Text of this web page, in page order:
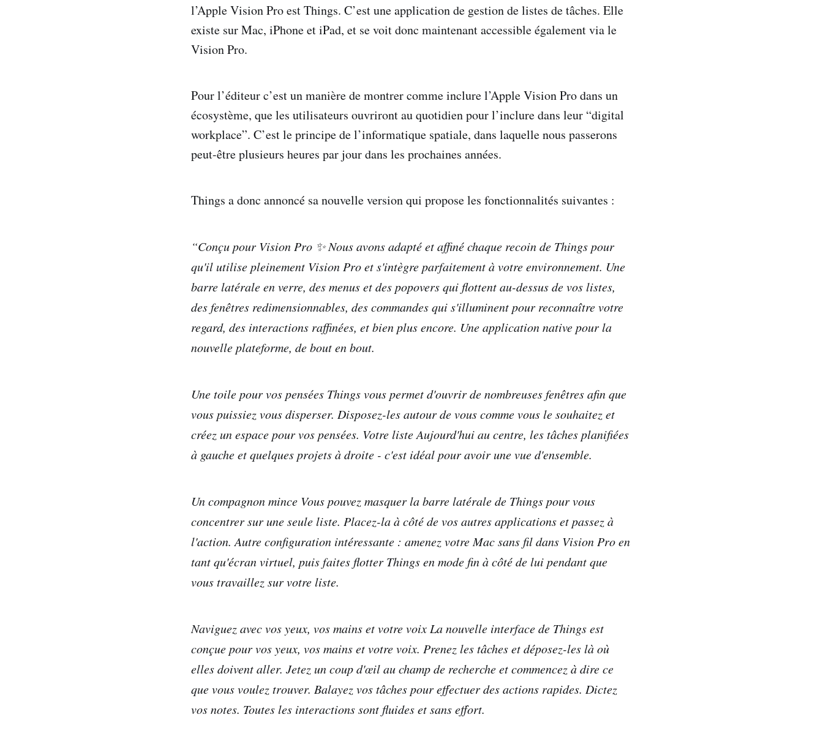
l’Apple Vision Pro est Things. C’est une application de gestion de listes de tâches. Elle
existe sur Mac, iPhone et iPad, et se voit donc maintenant accessible également via le
Vision Pro.
Pour l’éditeur c’est un manière de montrer comme inclure l’Apple Vision Pro dans un
écosystème, que les utilisateurs ouvriront au quotidien pour l’inclure dans leur “digital
workplace”. C’est le principe de l’informatique spatiale, dans laquelle nous passerons
peut-être plusieurs heures par jour dans les prochaines années.
Things a donc annoncé sa nouvelle version qui propose les fonctionnalités suivantes :
“Conçu pour Vision Pro ✨ Nous avons adapté et affiné chaque recoin de Things pour
qu'il utilise pleinement Vision Pro et s'intègre parfaitement à votre environnement. Une
barre latérale en verre, des menus et des popovers qui flottent au-dessus de vos listes,
des fenêtres redimensionnables, des commandes qui s'illuminent pour reconnaître votre
regard, des interactions raffinées, et bien plus encore. Une application native pour la
nouvelle plateforme, de bout en bout.
Une toile pour vos pensées Things vous permet d'ouvrir de nombreuses fenêtres afin que
vous puissiez vous disperser. Disposez-les autour de vous comme vous le souhaitez et
créez un espace pour vos pensées. Votre liste Aujourd'hui au centre, les tâches planifiées
à gauche et quelques projets à droite - c'est idéal pour avoir une vue d'ensemble.
Un compagnon mince Vous pouvez masquer la barre latérale de Things pour vous
concentrer sur une seule liste. Placez-la à côté de vos autres applications et passez à
l'action. Autre configuration intéressante : amenez votre Mac sans fil dans Vision Pro en
tant qu'écran virtuel, puis faites flotter Things en mode fin à côté de lui pendant que
vous travaillez sur votre liste.
Naviguez avec vos yeux, vos mains et votre voix La nouvelle interface de Things est
conçue pour vos yeux, vos mains et votre voix. Prenez les tâches et déposez-les là où
elles doivent aller. Jetez un coup d'œil au champ de recherche et commencez à dire ce
que vous voulez trouver. Balayez vos tâches pour effectuer des actions rapides. Dictez
vos notes. Toutes les interactions sont fluides et sans effort.